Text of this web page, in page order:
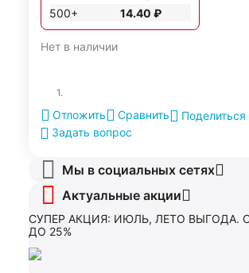
500+
14.40 ₽
Нет в наличии
1.
Отложить Сравнить
Поделиться
Задать вопрос
Мы в социальных сетях
Актуальные акции
СУПЕР АКЦИЯ: ИЮЛЬ, ЛЕТО ВЫГОДА.
ДО 25%